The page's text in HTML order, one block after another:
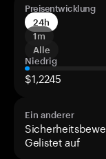
Preisentwicklung
24h
1m
Alle
Niedrig
$1,2245
Ein anderer
Gelistet auf